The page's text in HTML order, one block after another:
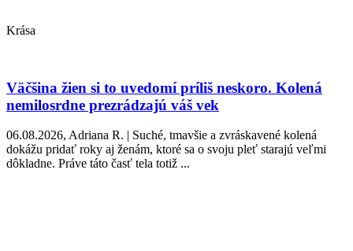
Krása
Väčšina žien si to uvedomí príliš neskoro. Kolená
nemilosrdne prezrádzajú váš vek
06.08.2026, Adriana R. | Suché, tmavšie a zvráskavené kolená
dokážu pridať roky aj ženám, ktoré sa o svoju pleť starajú veľmi
dôkladne. Práve táto časť tela totiž ...